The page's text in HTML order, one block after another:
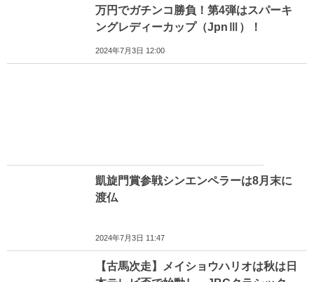
万円でガチンコ勝負！第4弾はスパーキ
ングレディーカップ（JpnⅢ）！
2024年7月3日 12:00
凱旋門賞参戦シンエンペラーは8月末に
渡仏
2024年7月3日 11:47
【古馬次走】メイショウハリオは秋は日